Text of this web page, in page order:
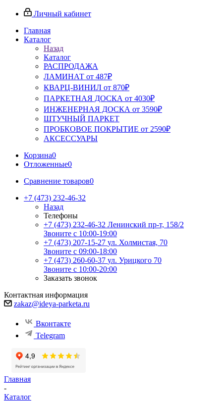
Личный кабинет
Главная
Каталог
Назад
Каталог
РАСПРОДАЖА
ЛАМИНАТ от 487₽
КВАРЦ-ВИНИЛ от 870₽
ПАРКЕТНАЯ ДОСКА от 4030₽
ИНЖЕНЕРНАЯ ДОСКА от 3590₽
ШТУЧНЫЙ ПАРКЕТ
ПРОБКОВОЕ ПОКРЫТИЕ от 2590₽
АКСЕССУАРЫ
Корзина0
Отложенные0
Сравнение товаров0
+7 (473) 232-46-32
Назад
Телефоны
+7 (473) 232-46-32 Ленинский пр-т, 158/2
Звоните с 10:00-19:00
+7 (473) 207-15-27 ул. Холмистая, 70
Звоните с 09:00-18:00
+7 (473) 260-60-37 ул. Урицкого 70
Звоните с 10:00-20:00
Заказать звонок
Контактная информация
zakaz@ideya-parketa.ru
Вконтакте
Telegram
Главная
-
Каталог